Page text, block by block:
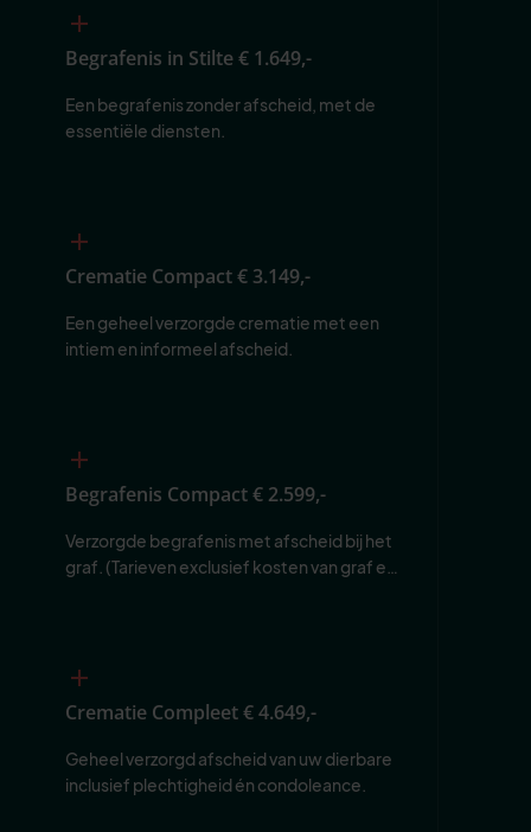
Begrafenis in Stilte€ 1.649,-
Een begrafenis zonder afscheid, met de
essentiële diensten.
Crematie Compact€ 3.149,-
Een geheel verzorgde crematie met een
intiem en informeel afscheid.
Begrafenis Compact€ 2.599,-
Verzorgde begrafenis met afscheid bij het
graf. (Tarieven exclusief kosten van graf en
Crematie Compleet€ 4.649,-
Geheel verzorgd afscheid van uw dierbare
inclusief plechtigheid én condoleance.